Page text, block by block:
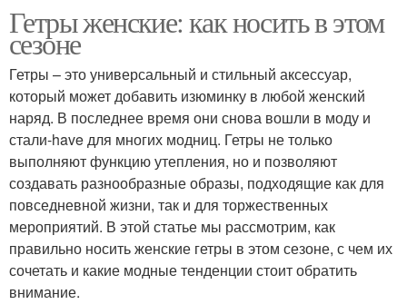
Гетры женские: как носить в этом
сезоне
Гетры – это универсальный и стильный аксессуар,
который может добавить изюминку в любой женский
наряд. В последнее время они снова вошли в моду и
стали-have для многих модниц. Гетры не только
выполняют функцию утепления, но и позволяют
создавать разнообразные образы, подходящие как для
повседневной жизни, так и для торжественных
мероприятий. В этой статье мы рассмотрим, как
правильно носить женские гетры в этом сезоне, с чем их
сочетать и какие модные тенденции стоит обратить
внимание.